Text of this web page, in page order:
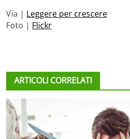
Via | Leggere per crescere
Foto | Flickr
ARTICOLI CORRELATI